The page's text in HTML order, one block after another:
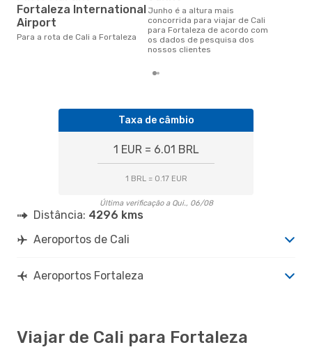
Fortaleza International
Airport
Para a rota de Cali a Fortaleza
junho é a altura mais
concorrida para viajar de Cali
para Fortaleza de acordo com
os dados de pesquisa dos
nossos clientes
Taxa de câmbio
1 EUR = 6.01 BRL
1 BRL = 0.17 EUR
Última verificação a Qui., 06/08
Distância: 4296 kms
Aeroportos de Cali
Aeroportos Fortaleza
Viajar de Cali para Fortaleza